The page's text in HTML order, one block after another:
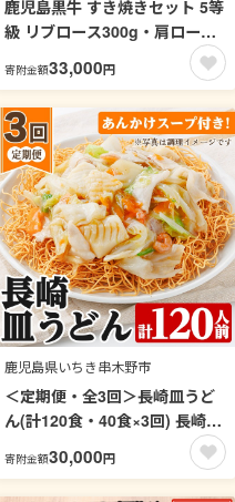
鹿児島黒牛 すき焼きセット 5等
級 リブロース300g・肩ロース
300g 計600g【00-058-04】
寄附金額33,000円
鹿児島県いちき串木野市
＜定期便・全3回＞長崎皿うど
ん(計120食・40食×3回) 長崎皿
うどん 皿うどん かた焼きそば
揚げ麺 麺 鹿児島 常温保存 めん
簡単調理 手軽 常温【ヒガシマ
寄附金額30,000円